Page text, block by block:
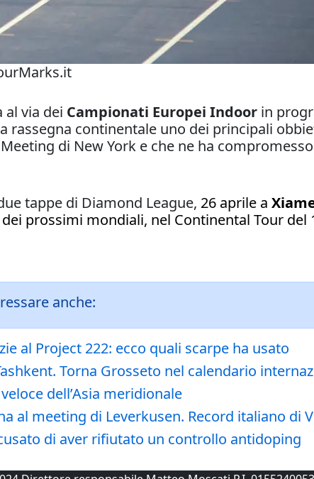
al via dei Campionati Europei Indoor in
rassegna continentale uno dei principali
di New York e che ne ha
tappe di Diamond League, 26 aprile a
prossimi mondiali, nel Continental Tour del
anche:
al Project 222: ecco quali scarpe ha usato
Torna Grosseto nel calendario
dell’Asia meridionale
al meeting di Leverkusen. Record italiano di
di aver rifiutato un controllo antidoping